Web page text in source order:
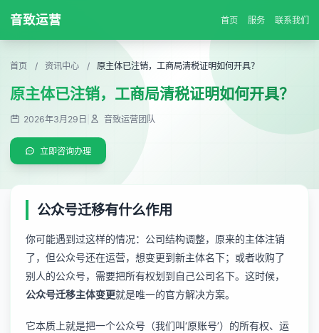
音致运营 首页 服务 联系我们
首页 / 资讯中心 / 原主体已注销，工商局清税证明如何开具？
原主体已注销，工商局清税证明如何开具？
2026年3月29日 音致运营团队
立即咨询办理
公众号迁移有什么作用
你可能遇到过这样的情况：公司结构调整，原来的主体注销
了，但公众号还在运营，想变更到新主体名下；或者收购了
别人的公众号，需要把所有权划到自己公司名下。这时候，
公众号迁移主体变更就是唯一的官方解决方案。
它本质上就是把一个公众号（我们叫‘原账号’）的所有权、运